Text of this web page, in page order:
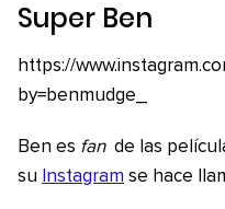
Super Ben
https://
by=benmudge_
Ben es fan de las
su Instagram se hace